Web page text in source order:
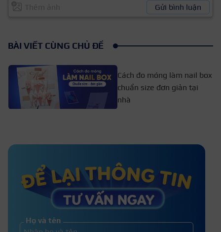
Gửi bình luận
BÀI VIẾT CÙNG CHỦ ĐỀ
Cách đo móng làm nail box
chuẩn size đơn giản tại
nhà
Nên làm nail trước Tết bao lâu
là hợp lý nhất?
Họ và tên